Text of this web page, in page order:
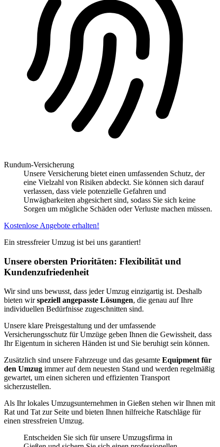
Rundum-Versicherung
Unsere Versicherung bietet einen umfassenden Schutz, der
eine Vielzahl von Risiken abdeckt. Sie können sich darauf
verlassen, dass viele potenzielle Gefahren und
Unwägbarkeiten abgesichert sind, sodass Sie sich keine
Sorgen um mögliche Schäden oder Verluste machen müssen.
Kostenlose Angebote erhalten!
Ein stressfreier Umzug ist bei uns garantiert!
Unsere obersten Prioritäten: Flexibilität und
Kundenzufriedenheit
Wir sind uns bewusst, dass jeder Umzug einzigartig ist. Deshalb
bieten wirspeziell angepasste Lösungen, die genau auf Ihre
individuellen Bedürfnisse zugeschnitten sind.
Unsere klare Preisgestaltung und der umfassende
Versicherungsschutz für Umzüge geben Ihnen die Gewissheit, dass
Ihr Eigentum in sicheren Händen ist und Sie beruhigt sein können.
Zusätzlich sind unsere Fahrzeuge und das gesamte Equipment für
den Umzug immer auf dem neuesten Stand und werden regelmäßig
gewartet, um einen sicheren und effizienten Transport
sicherzustellen.
Als Ihr lokales Umzugsunternehmen in Gießen stehen wir Ihnen mit
Rat und Tat zur Seite und bieten Ihnen hilfreiche Ratschläge für
einen stressfreien Umzug.
Entscheiden Sie sich für unsere Umzugsfirma in